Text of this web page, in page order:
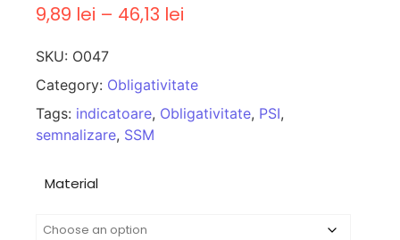
9,89 lei – 46,13 lei
SKU: O047
Category: Obligativitate
Tags: indicatoare, Obligativitate, PSI,
semnalizare, SSM
Material